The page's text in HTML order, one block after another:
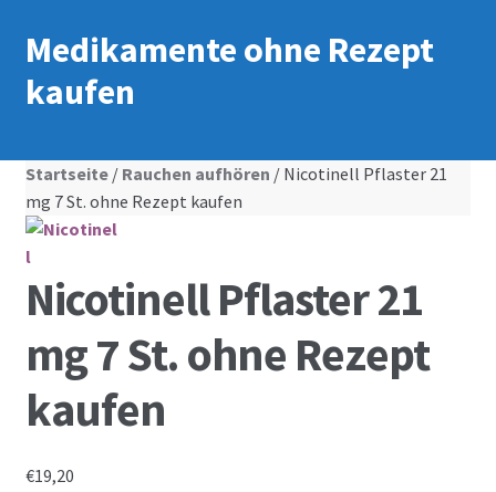
Medikamente ohne Rezept
kaufen
Startseite/ Rauchen aufhören / Nicotinell Pflaster 21
mg 7 St. ohne Rezept kaufen
Nicotinell Pflaster 21
mg 7 St. ohne Rezept
kaufen
€19,20